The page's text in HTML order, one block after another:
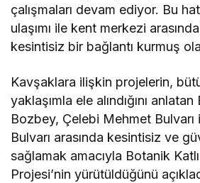
çalışmaları devam ediyor. Bu
ulaşımı ile kent merkezi
kesintisiz bir bağlantı kurmuş
Kavşaklara ilişkin projelerin,
yaklaşımla ele alındığını
Bozbey, Çelebi Mehmet
Bulvarı arasında kesintisiz ve
sağlamak amacıyla Botanik
Projesi’nin yürütüldüğünü